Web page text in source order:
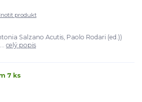
produkt
Salzano Acutis, Paolo Rodari (ed.))
celý popis
7 ks